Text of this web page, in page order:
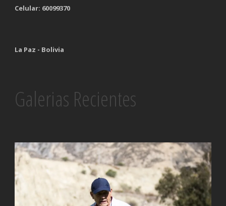
Celular: 60099370
La Paz - Bolivia
Galerias Recientes